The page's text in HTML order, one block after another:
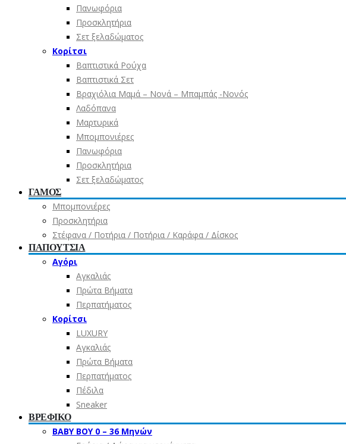
Πανωφόρια
Προσκλητήρια
Σετ ξελαδώματος
Κορίτσι
Βαπτιστικά Ρούχα
Βαπτιστικά Σετ
Βραχιόλια Μαμά – Νονά – Μπαμπάς -Νονός
Λαδόπανα
Μαρτυρικά
Μπομπονιέρες
Πανωφόρια
Προσκλητήρια
Σετ ξελαδώματος
ΓΑΜΟΣ
Μπομπονιέρες
Προσκλητήρια
Στέφανα / Ποτήρια / Ποτήρια / Καράφα / Δίσκος
ΠΑΠΟΥΤΣΙΑ
Αγόρι
Αγκαλιάς
Πρώτα Βήματα
Περπατήματος
Κορίτσι
LUXURY
Αγκαλιάς
Πρώτα Βήματα
Περπατήματος
Πέδιλα
Sneaker
ΒΡΕΦΙΚΟ
ΒΑΒΥ ΒΟΥ 0 – 36 Μηνών